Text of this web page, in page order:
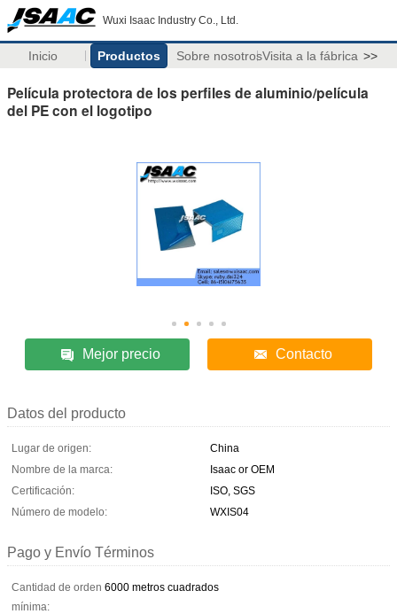
Wuxi Isaac Industry Co., Ltd.
Inicio Productos Sobre nosotrosVisita a la fábrica >>
Película protectora de los perfiles de aluminio/película
del PE con el logotipo
Mejor precio Contacto
Datos del producto
Lugar de origen:
China
Nombre de la marca:
Isaac or OEM
Certificación:
ISO, SGS
Número de modelo:
WXIS04
Pago y Envío Términos
Cantidad de orden
mínima:
6000 metros cuadrados